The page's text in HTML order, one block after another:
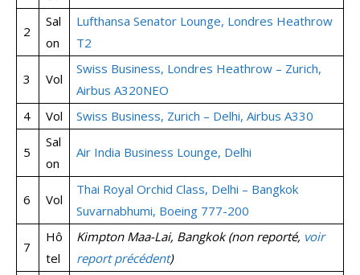
2
Sal
on
Lufthansa Senator Lounge, Londres Heathrow
T2
3 Vol
Swiss Business, Londres Heathrow – Zurich,
Airbus A320NEO
4
Vol Swiss Business, Zurich – Delhi, Airbus A330
5
Sal
on
Air India Business Lounge, Delhi
6 Vol
Thai Royal Orchid Class, Delhi – Bangkok
Suvarnabhumi, Boeing 777-200
7
Hô
tel
Kimpton Maa-Lai, Bangkok (non reporté, voir
report précédent)